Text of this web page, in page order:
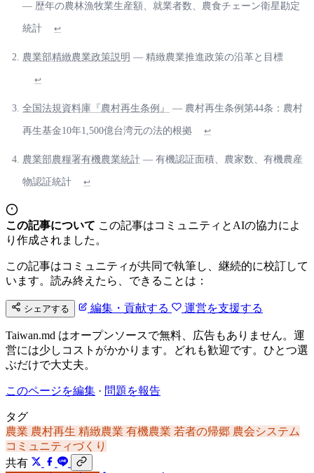
— 歴年の農林漁牧業生産額、就業者数、農食チェーン衛星勘定
統計 ↩
農業部精緻農業政策説明 — 精緻農業推進政策の沿革と目標
↩
全国法規資料庫『農村再生条例』 — 農村再生条例第44条：農村
再生基金10年1,500億台湾元の法的根拠 ↩
農業部農糧署有機農業統計 — 有機認証面積、農家数、有機農産
物認証統計 ↩
この記事について この記事はコミュニティとAIの協力によ
り作成されました。
この記事はコミュニティが共同で執筆し、継続的に校訂して
います。読み終えたら、できることは：
シェアする 編集・貢献する 運営を支援する
Taiwan.md はオープンソースで無料、広告もありません。運
営には少しコストがかかります。どれも歓迎です。ひとつ選
ぶだけで大丈夫。
このページを編集 · 問題を報告
タグ
農業 農村再生 精緻農業 有機農業 若者の帰郷 農会システム
コミュニティづくり
共有